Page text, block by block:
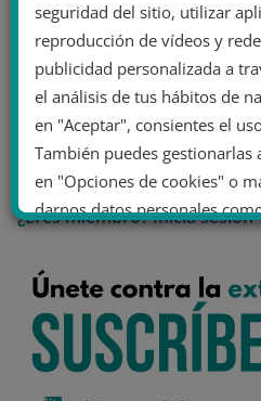
Leer más
Área de miembro
¿Eres miembro?Inicia sesión
seguridad del sitio, utilizar
reproducción de vídeos y
publicidad personalizada a
el análisis de tus hábitos de
en "Aceptar", consientes el
También puedes gestionarlas
en "Opciones de cookies" o
darnos datos personales
No dar mi información
.
Opciones de cookies